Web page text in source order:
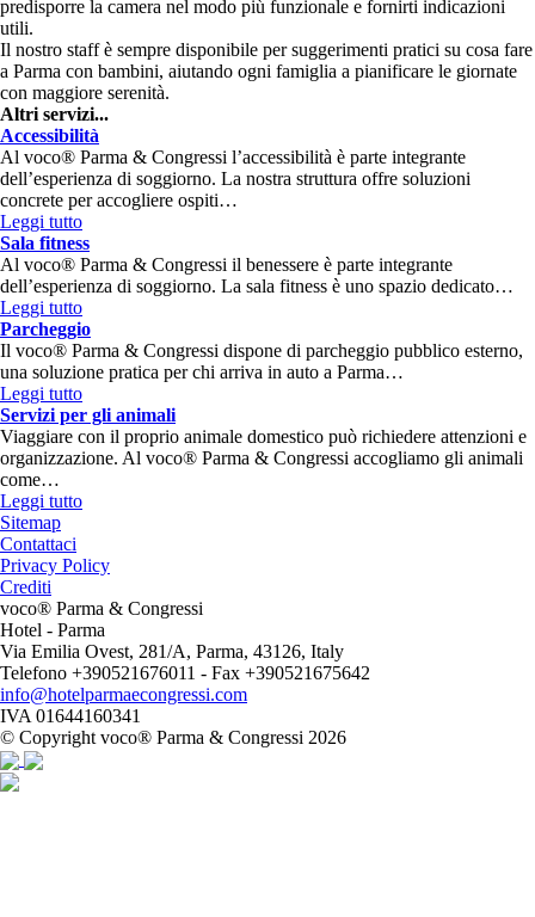
predisporre la camera nel modo più funzionale e fornirti indicazioni
utili.
Il nostro staff è sempre disponibile per suggerimenti pratici su cosa fare
a Parma con bambini, aiutando ogni famiglia a pianificare le giornate
con maggiore serenità.
Altri servizi...
Accessibilità
Al voco® Parma & Congressi l’accessibilità è parte integrante
dell’esperienza di soggiorno. La nostra struttura offre soluzioni
concrete per accogliere ospiti…
Leggi tutto
Sala fitness
Al voco® Parma & Congressi il benessere è parte integrante
dell’esperienza di soggiorno. La sala fitness è uno spazio dedicato…
Leggi tutto
Parcheggio
Il voco® Parma & Congressi dispone di parcheggio pubblico esterno,
una soluzione pratica per chi arriva in auto a Parma…
Leggi tutto
Servizi per gli animali
Viaggiare con il proprio animale domestico può richiedere attenzioni e
organizzazione. Al voco® Parma & Congressi accogliamo gli animali
come…
Leggi tutto
Sitemap
Contattaci
Privacy Policy
Crediti
voco® Parma & Congressi
Hotel - Parma
Via Emilia Ovest, 281/A, Parma, 43126, Italy
Telefono +390521676011 - Fax +390521675642
info@hotelparmaecongressi.com
IVA 01644160341
© Copyright voco® Parma & Congressi 2026